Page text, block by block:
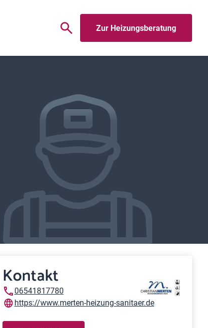
Zur Heizungsberatung
Kontakt
06541817780
https://www.merten-heizung-sanitaer.de